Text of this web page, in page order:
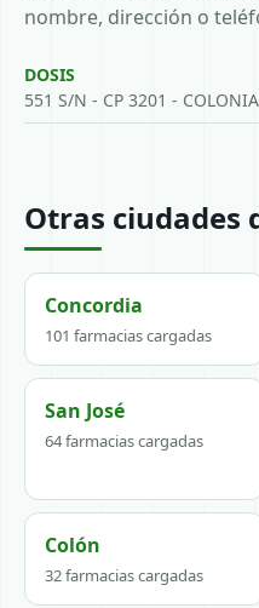
nombre, dirección o
DOSIS
551 S/N - CP 3201 -
Otras ciudades
Concordia
101 farmacias cargadas
San José
64 farmacias cargadas
Colón
32 farmacias cargadas